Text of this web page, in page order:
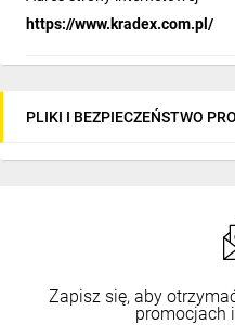
https://www.kradex.com.pl/
PLIKI I BEZPIECZEŃSTWO
Zapisz się, aby
promocjach